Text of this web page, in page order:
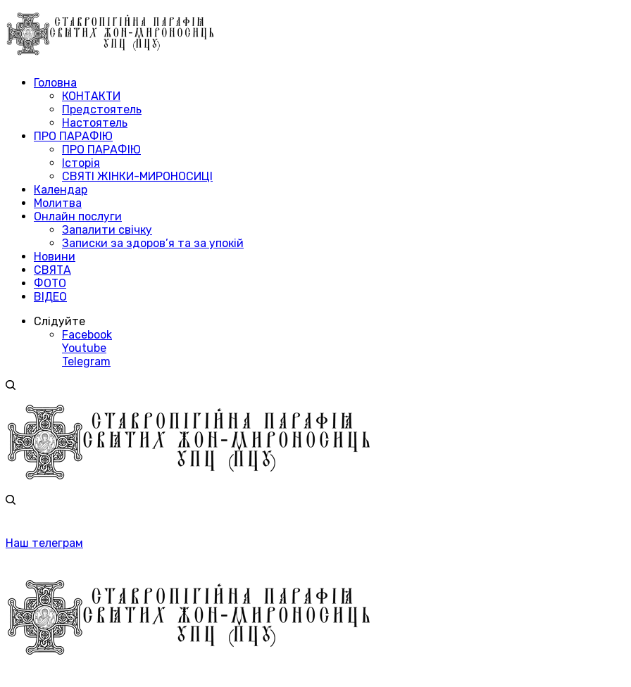
Головна
КОНТАКТИ
Предстоятель
Настоятель
ПРО ПАРАФІЮ
ПРО ПАРАФІЮ
Історія
СВЯТІ ЖІНКИ-МИРОНОСИЦІ
Календар
Молитва
Онлайн послуги
Запалити свічку
Записки за здоров’я та за упокій
Новини
СВЯТА
ФОТО
ВІДЕО
Слідуйте
Facebook
Youtube
Telegram
Наш телеграм